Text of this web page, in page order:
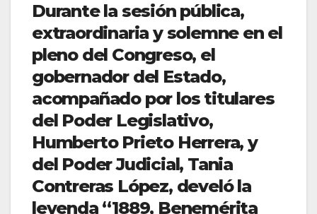
Durante la sesión pública,
extraordinaria y solemne en el
pleno del Congreso, el
gobernador del Estado,
acompañado por los titulares
del Poder Legislativo,
Humberto Prieto Herrera, y
del Poder Judicial, Tania
Contreras López, develó la
leyenda “1889, Benemérita